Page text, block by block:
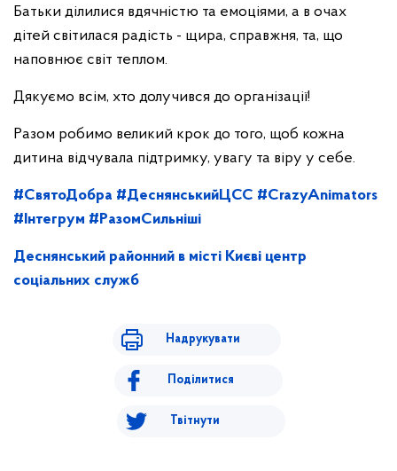
Батьки ділилися вдячністю та емоціями, а в очах
дітей світилася радість - щира, справжня, та, що
наповнює світ теплом.
Дякуємо всім, хто долучився до організації!
Разом робимо великий крок до того, щоб кожна
дитина відчувала підтримку, увагу та віру у себе.
#СвятоДобра #ДеснянськийЦСС #CrazyAnimators
#Інтегрум #РазомСильніші
Деснянський районний в місті Києві центр
соціальних служб
Надрукувати
Поділитися
Твітнути